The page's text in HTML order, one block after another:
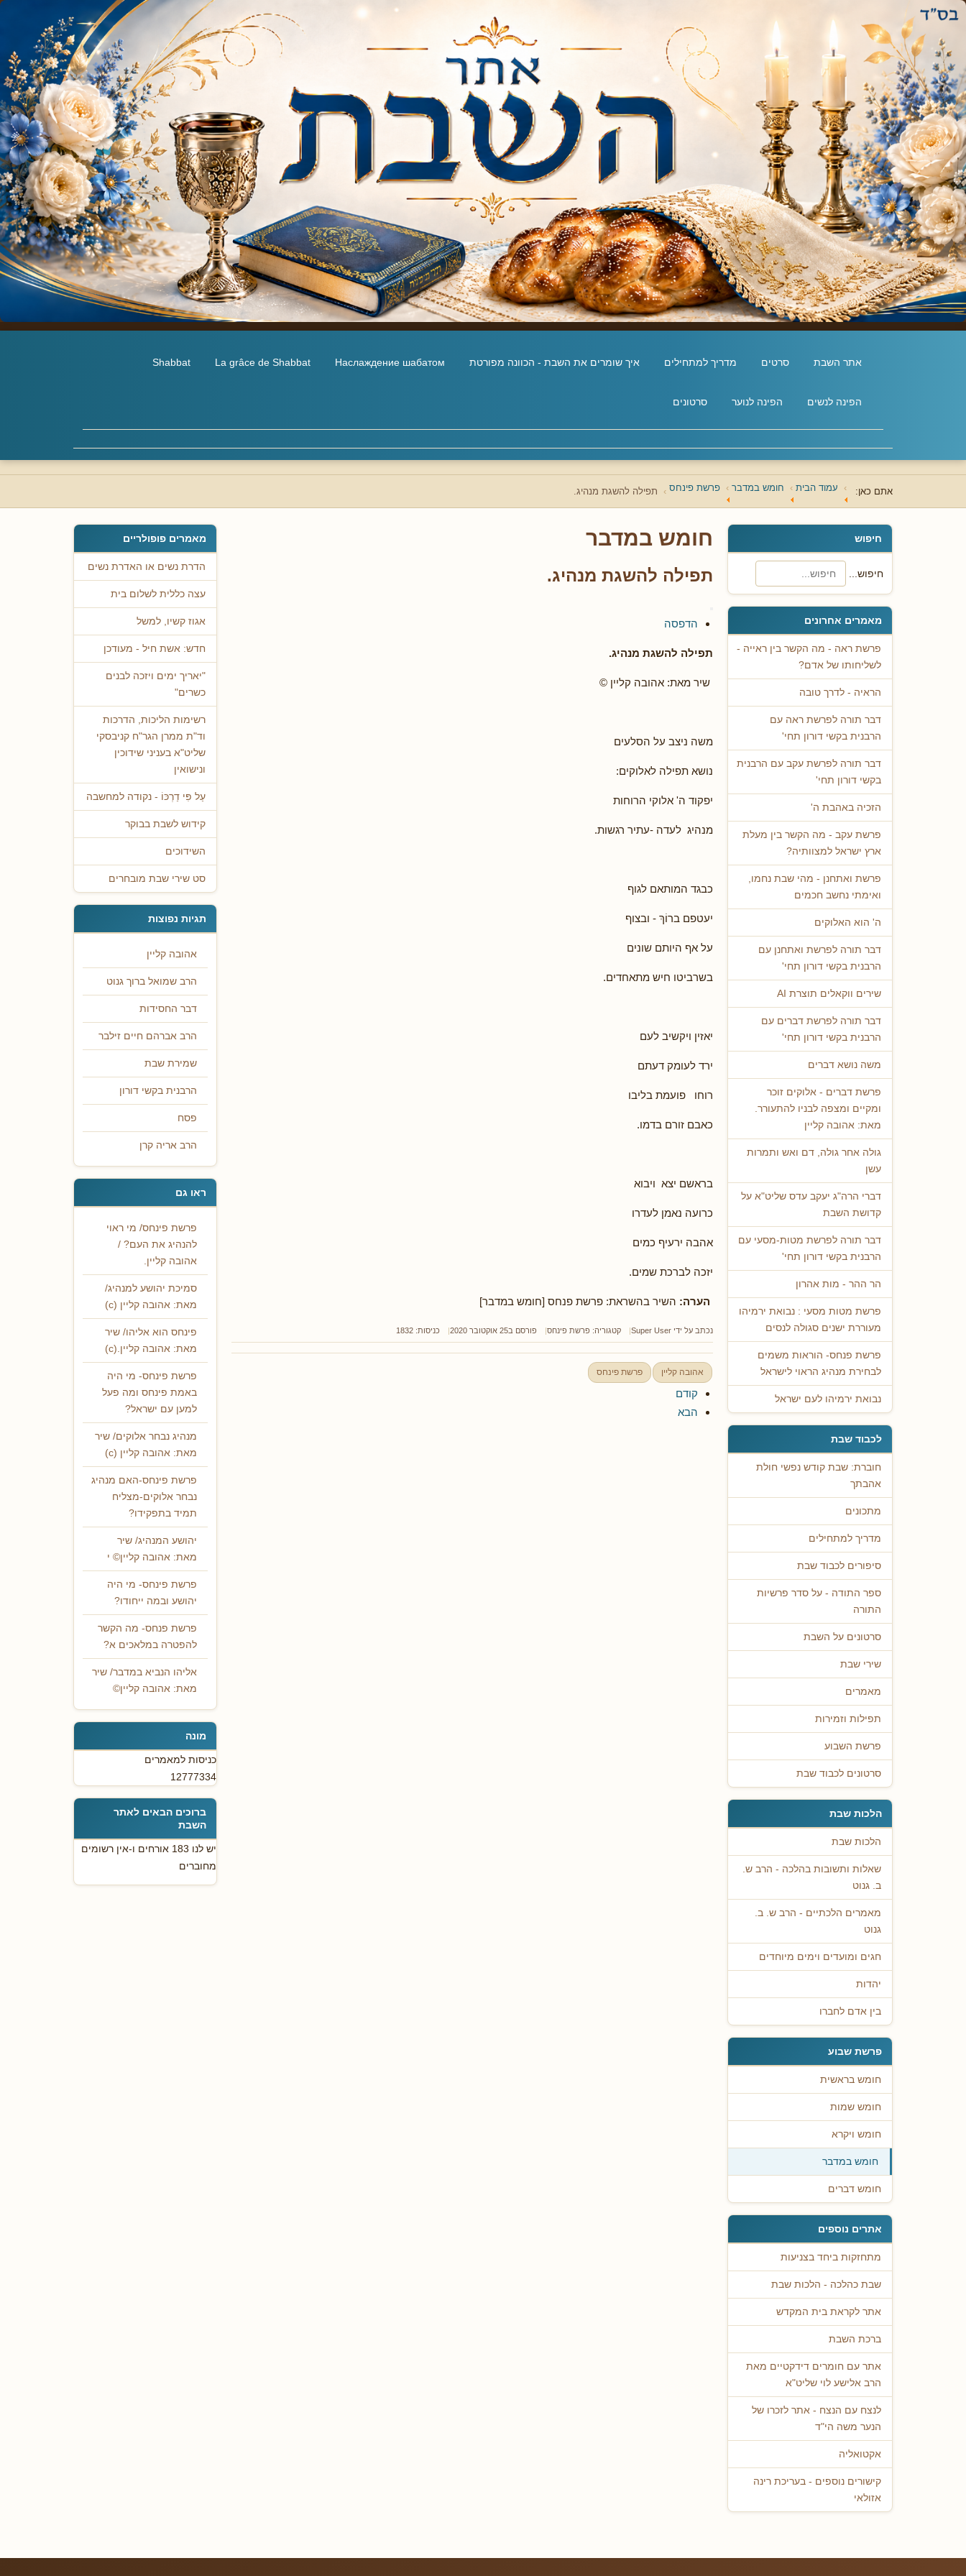
אתר השבת סרטים מדריך למתחילים איך שומרים את השבת - הכוונה מפורטת Наслаждение шабатом
La grâce de Shabbat
Shabbat
הפינה לנשים הפינה לנוער סרטונים
אתם כאן: עמוד הבית חומש במדבר פרשת פינחס תפילה להשגת מנהיג.
חיפוש
חיפוש...
מאמרים אחרונים
פרשת ראה - מה הקשר בין ראייה -
לשליחותו של אדם?
הראיה - לדרך טובה
דבר תורה לפרשת ראה עם
הרבנית בקשי דורון תחי'
דבר תורה לפרשת עקב עם הרבנית
בקשי דורון תחי'
הזכיה באהבת ה'
פרשת עקב - מה הקשר בין מעלת
ארץ ישראל למצוותיה?
פרשת ואתחנן - מהי שבת נחמו,
ואימתי נחשב חכמים
ה' הוא האלוקים
דבר תורה לפרשת ואתחנן עם
הרבנית בקשי דורון תחי'
שירים ווקאלים תוצרת AI
דבר תורה לפרשת דברים עם
הרבנית בקשי דורון תחי'
משה נושא דברים
פרשת דברים - אלוקים זוכר
ומקיים ומצפה לבניו להתעורר.
מאת: אהובה קליין
גולה אחר גולה, דם ואש ותמרות
עשן
דברי הרה"ג יעקב עדס שליט"א על
קדושת השבת
דבר תורה לפרשת מטות-מסעי עם
הרבנית בקשי דורון תחי'
הר ההר - מות אהרון
פרשת מטות מסעי : נבואת ירמיהו
מעוררת ישנים סגולה לנסים
פרשת פנחס- הוראות משמים
לבחירת מנהיג הראוי לישראל
נבואת ירמיהו לעם ישראל
לכבוד שבת
חוברת: שבת קודש נפשי חולת
אהבתך
מתכונים
מדריך למתחילים
סיפורים לכבוד שבת
ספר התודה - על סדר פרשיות
התורה
סרטונים על השבת
שירי שבת
מאמרים
תפילות וזמירות
פרשת השבוע
סרטונים לכבוד שבת
הלכות שבת
הלכות שבת
שאלות ותשובות בהלכה - הרב ש.
ב. גנוט
מאמרים הלכתיים - הרב ש. ב.
גנוט
חגים ומועדים וימים מיוחדים
יהדות
בין אדם לחברו
פרשת שבוע
חומש בראשית
חומש שמות
חומש ויקרא
חומש במדבר
חומש דברים
אתרים נוספים
מתחזקות ביחד בצניעות
שבת כהלכה - הלכות שבת
אתר לקראת בית המקדש
ברכת השבת
אתר עם חומרים דידקטיים מאת
הרב אלישע לוי שליט"א
לנצח עם הנצח - אתר לזכרו של
הנער משה הי"ד
אקטואליה
קישורים נוספים - בעריכת רינה
אזולאי
חומש במדבר
תפילה להשגת מנהיג.
הדפסה
תפילה להשגת מנהיג.
שיר מאת: אהובה קליין ©
משה ניצב על הסלעים
נושא תפילה לאלוקים:
יפקוד ה' אלוקי הרוחות
מנהיג לעדה -עתיר רגשות.
כבגד המותאם לגוף
יעטפם ברוֹךְ - ובצוף
על אף היותם שונים
בשרביטו חיש מתאחדים.
יאזין ויקשיב לעם
ירד לעומק דעתם
רוחו פועמת בליבו
כאבם זורם בדמו.
בראשם יצא ויבוא
כרועה נאמן לעדרו
אהבה ירעיף כמים
יזכה לברכת שמים.
הערה: השיר בהשראת: פרשת פנחס [חומש במדבר]
נכתב על ידי Super User קטגוריה: פרשת פינחס פורסם ב25 אוקטובר 2020 כניסות: 1832
אהובה קליין פרשת פינחס
קודם
הבא
מאמרים פופולריים
הדרת נשים או האדרת נשים
עצה כללית לשלום בית
אגוז קשיו, למשל
חדש: אשת חיל - מעודכן
"יאריך ימים ויזכה לבנים
כשרים"
רשימות הליכות, הדרכות
וד"ת ממרן הגר"ח קניבסקי
שליט"א בעניני שידוכין
ונישואין
עַל פִּי דַרְכּוֹ - נקודה למחשבה
קידוש לשבת בבוקר
השידוכים
סט שירי שבת מובחרים
תגיות נפוצות
אהובה קליין
הרב שמואל ברוך גנוט
דבר החסידות
הרב אברהם חיים זילבר
שמירת שבת
הרבנית בקשי דורון
פסח
הרב אריה קרן
ראו גם
פרשת פינחס/ מי ראוי
להנהיג את העם? /
אהובה קליין.
סמיכת יהושע למנהיג/
מאת: אהובה קליין (c)
פינחס הוא אליהו/ שיר
מאת: אהובה קליין.(c)
פרשת פינחס- מי היה
באמת פינחס ומה פעל
למען עם ישראל?
מנהיג נבחר אלוקים/ שיר
מאת: אהובה קליין (c)
פרשת פינחס-האם מנהיג
נבחר אלוקים-מצליח
תמיד בתפקידו?
יהושע המנהיג/ שיר
מאת: אהובה קליין© י
פרשת פינחס- מי היה
יהושע ובמה ייחודו?
פרשת פנחס- מה הקשר
להפטרה במלאכים א?
אליהו הנביא במדבר/ שיר
מאת: אהובה קליין©
מונה
כניסות למאמרים
12777334
ברוכים הבאים לאתר
השבת
יש לנו 183 אורחים ו-אין רשומים
מחוברים